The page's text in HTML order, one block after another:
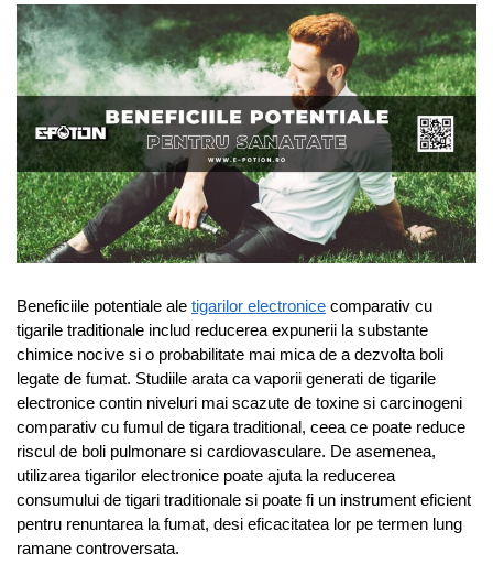
Beneficiile potentiale ale tigarilor electronice comparativ cu
tigarile traditionale includ reducerea expunerii la substante
chimice nocive si o probabilitate mai mica de a dezvolta boli
legate de fumat. Studiile arata ca vaporii generati de tigarile
electronice contin niveluri mai scazute de toxine si carcinogeni
comparativ cu fumul de tigara traditional, ceea ce poate reduce
riscul de boli pulmonare si cardiovasculare. De asemenea,
utilizarea tigarilor electronice poate ajuta la reducerea
consumului de tigari traditionale si poate fi un instrument eficient
pentru renuntarea la fumat, desi eficacitatea lor pe termen lung
ramane controversata.